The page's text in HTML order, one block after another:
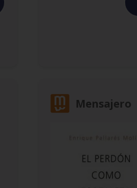
Mensajero